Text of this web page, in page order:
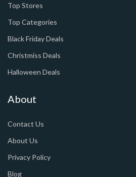
Top Stores
Top Categories
Black Friday Deals
Christmiss Deals
Halloween Deals
About
Contact Us
About Us
Privacy Policy
Blog